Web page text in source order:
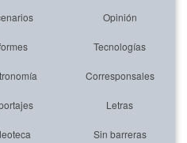
Opinión
Tecnologías
Corresponsales
Letras
Sin barreras